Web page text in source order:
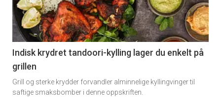
-
section
11
Indisk krydret tandoori-kylling lager du enkelt på
grillen
Grill og sterke krydder forvandler alminnelige kyllingvinger til
saftige smaksbomber i denne oppskriften.